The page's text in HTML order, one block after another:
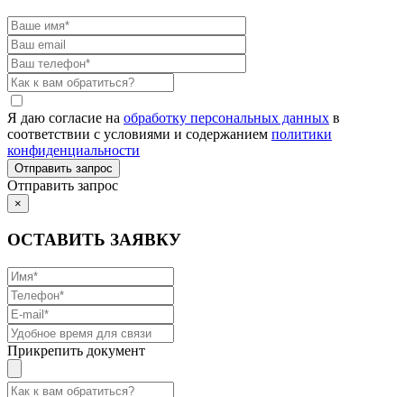
Я даю согласие на обработку персональных данных в
соответствии с условиями и содержанием политики
конфиденциальности
Отправить запрос
×
ОСТАВИТЬ ЗАЯВКУ
Прикрепить документ